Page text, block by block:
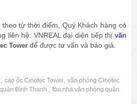
từ thời điểm, Quý Khách hàng có
liên hệ: VNREAL đại diện tiếp thị văn
Tower để được tư vấn và báo giá.
,cao ốc Cinotec Tower,văn phòng Cinotec
Bình Thạnh ,tòa nhà văn phòng quận